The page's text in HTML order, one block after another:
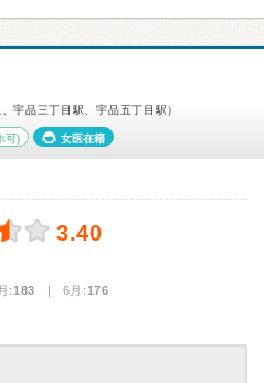
宇品三丁目駅、宇品五丁目駅）
可) 女医在籍
3.40
:183 | 6月:176